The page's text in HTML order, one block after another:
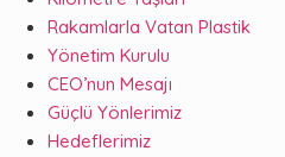
Rakamlarla Vatan Plastik
Yönetim Kurulu
CEO’nun Mesajı
Güçlü Yönlerimiz
Hedeflerimiz